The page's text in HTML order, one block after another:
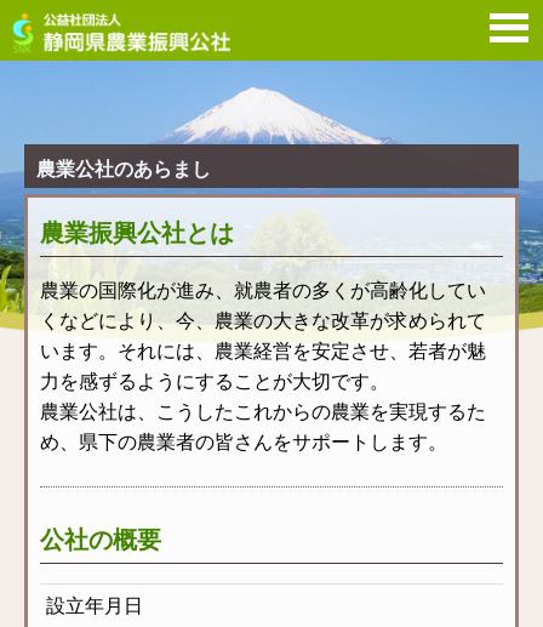
農業公社のあらまし
農業振興公社とは
農業の国際化が進み、就農者の多くが高齢化してい
くなどにより、今、農業の大きな改革が求められて
います。それには、農業経営を安定させ、若者が魅
力を感ずるようにすることが大切です。
農業公社は、こうしたこれからの農業を実現するた
め、県下の農業者の皆さんをサポートします。
公社の概要
設立年月日